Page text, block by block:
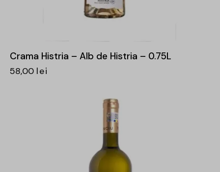
Crama Histria – Alb de Histria – 0.75L
58,00 lei